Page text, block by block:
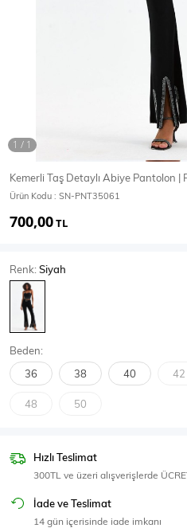
Mont & Kaban
T-Shirt
Body
SPOR GİYİM
Eşofman Üstü
Kemerli Taş Detaylı Abiye Pantolon |
Ürün Kodu : SN-PNT35061
700,00TL
Renk:Siyah
Beden:
36 38 40 42
48 50
Hızlı Teslimat
300TL ve üzeri alışverişlerde
İade ve Teslimat
14 gün içerisinde iade imkanı